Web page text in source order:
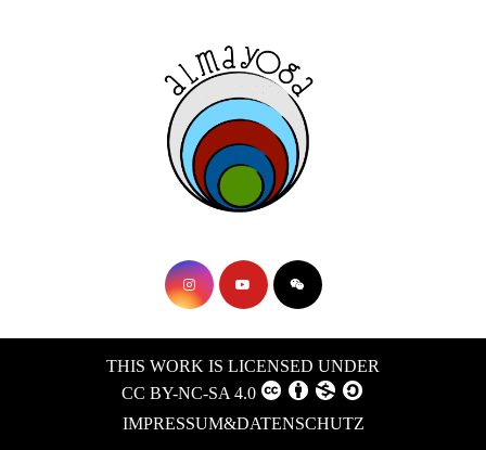
THIS WORK IS LICENSED UNDER
CC BY-NC-SA 4.0
IMPRESSUM&DATENSCHUTZ